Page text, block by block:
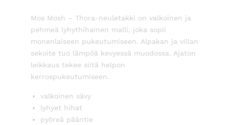
Mos Mosh – Thora-neuletakki on valkoinen ja
pehmeä lyhythihainen malli, joka sopii
monenlaiseen pukeutumiseen. Alpakan ja villan
sekoite tuo lämpöä kevyessä muodossa. Ajaton
leikkaus tekee siitä helpon
kerrospukeutumiseen.
valkoinen sävy
lyhyet hihat
pyöreä pääntie